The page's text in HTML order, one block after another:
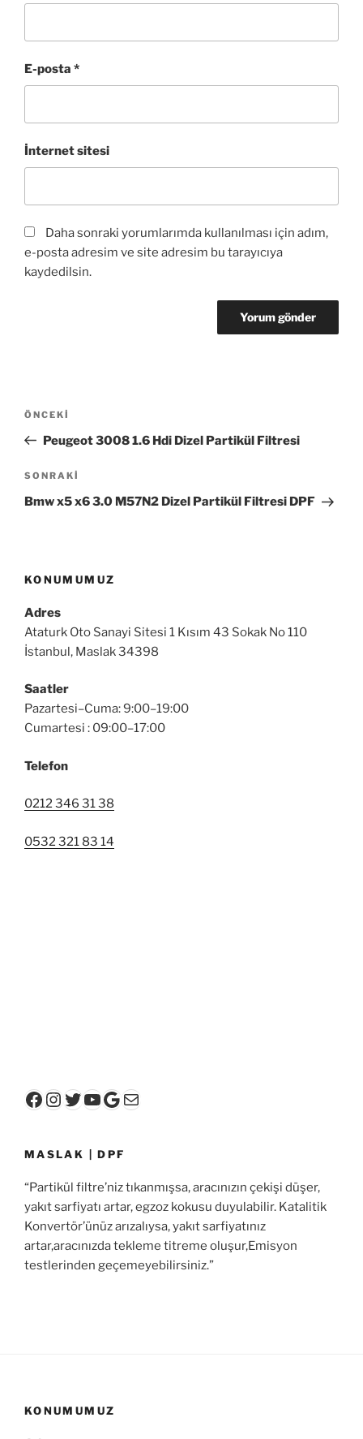
E-posta *
İnternet sitesi
Daha sonraki yorumlarımda kullanılması için adım,
e-posta adresim ve site adresim bu tarayıcıya
kaydedilsin.
Yazı
Önceki
Yazı
ÖNCEKI
Peugeot 3008 1.6 Hdi Dizel Partikül Filtresi
Sonraki
Yazı
SONRAKI
Bmw x5 x6 3.0 M57N2 Dizel Partikül Filtresi DPF
KONUMUMUZ
Adres
Ataturk Oto Sanayi Sitesi 1 Kısım 43 Sokak No 110
İstanbul, Maslak 34398
Saatler
Pazartesi–Cuma: 9:00–19:00
Cumartesi : 09:00–17:00
Telefon
0212 346 31 38
0532 321 83 14
Facebook
Instagram
Twitter
YouTube
Google
E-posta
MASLAK | DPF
“Partikül filtre’niz tıkanmışsa, aracınızın çekişi düşer,
yakıt sarfiyatı artar, egzoz kokusu duyulabilir. Katalitik
Konvertör’ünüz arızalıysa, yakıt sarfiyatınız
artar,aracınızda tekleme titreme oluşur,Emisyon
testlerinden geçemeyebilirsiniz.”
KONUMUMUZ